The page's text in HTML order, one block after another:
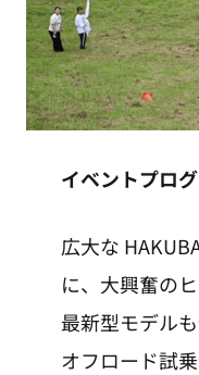
イベントプロ
広大な
に、大興奮の
最新型モデル
オフロード試